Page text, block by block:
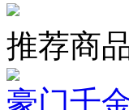
推荐商
豪门千